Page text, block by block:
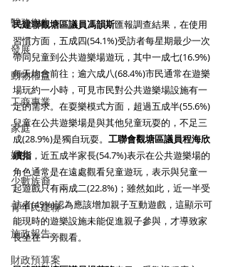
醫務衛生
發展
動物權益
工商專業
家庭
婦女
少數族裔
青年民建聯
施政報告
財政預算案
民建聯觀塘區議員馮韻斯匯報調查結果，在使用
習慣方面，五成四(54.1%)受訪者每星期最少一次
帶同兒童到公共遊樂場遊玩，其中一成七(16.9%)
每天均會前往；逾六成八(68.4%)市民通常在遊樂
場玩約一小時，可見市民對公共遊樂場設施有一
定的需求。在耍樂模式方面，超過五成半(55.6%)
兒童在公共遊樂場是與其他兒童玩耍的，不足三
成(28.9%)是獨自玩耍。 工聯會觀塘區議員程海欣
續指 ，近五成半家長(54.7%)表示在公共遊樂場的
角色通常是在遠處觀看兒童遊玩，表示與兒童一
起遊戲只有兩成二(22.8%)；雖然如此，近一半受
訪者(49%)認為應該增加親子互動遊戲，這顯示可
能現時的遊樂設施未能促進親子參與，才導致家
長坐在一旁觀看。